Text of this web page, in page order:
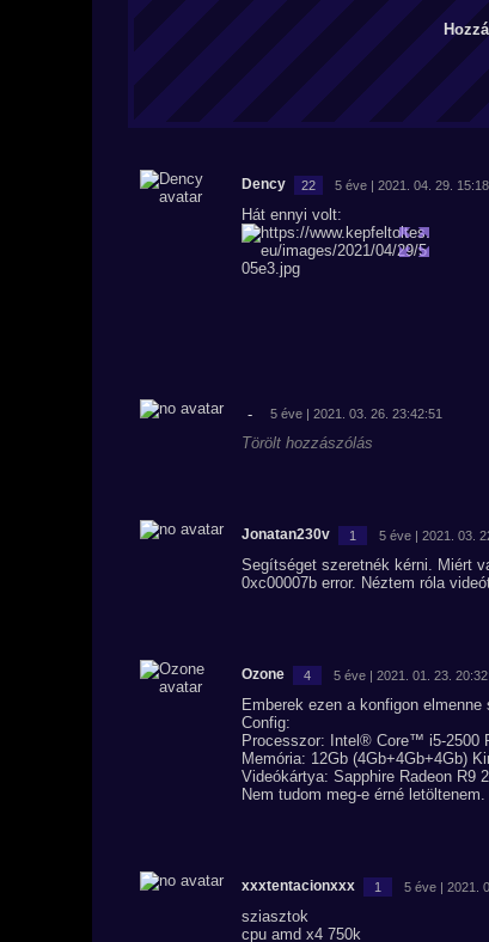
Dency 22 5 éve | 2021. 04. 29.
Hát ennyi volt:
- 5 éve | 2021. 03. 26. 23:42:51
Törölt hozzászólás
Jonatan230v 1 5 éve | 2021. 03.
Segítséget szeretnék kérni. Miért
0xc00007b error. Néztem róla
Ozone 4 5 éve | 2021. 01. 23.
Emberek ezen a konfigon
Config:
Processzor: Intel® Core™ i5-2500
Memória: 12Gb (4Gb+4Gb+4Gb)
Videókártya: Sapphire Radeon R9
Nem tudom meg-e érné letöltenem.
xxxtentacionxxx 1 5 éve | 2021.
sziasztok
cpu amd x4 750k